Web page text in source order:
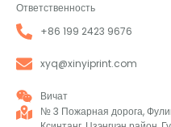
Ответственность
+86 199 2423 9676
xyq@xinyiprint.com
Вичат
№ 3 Пожарная дорога,